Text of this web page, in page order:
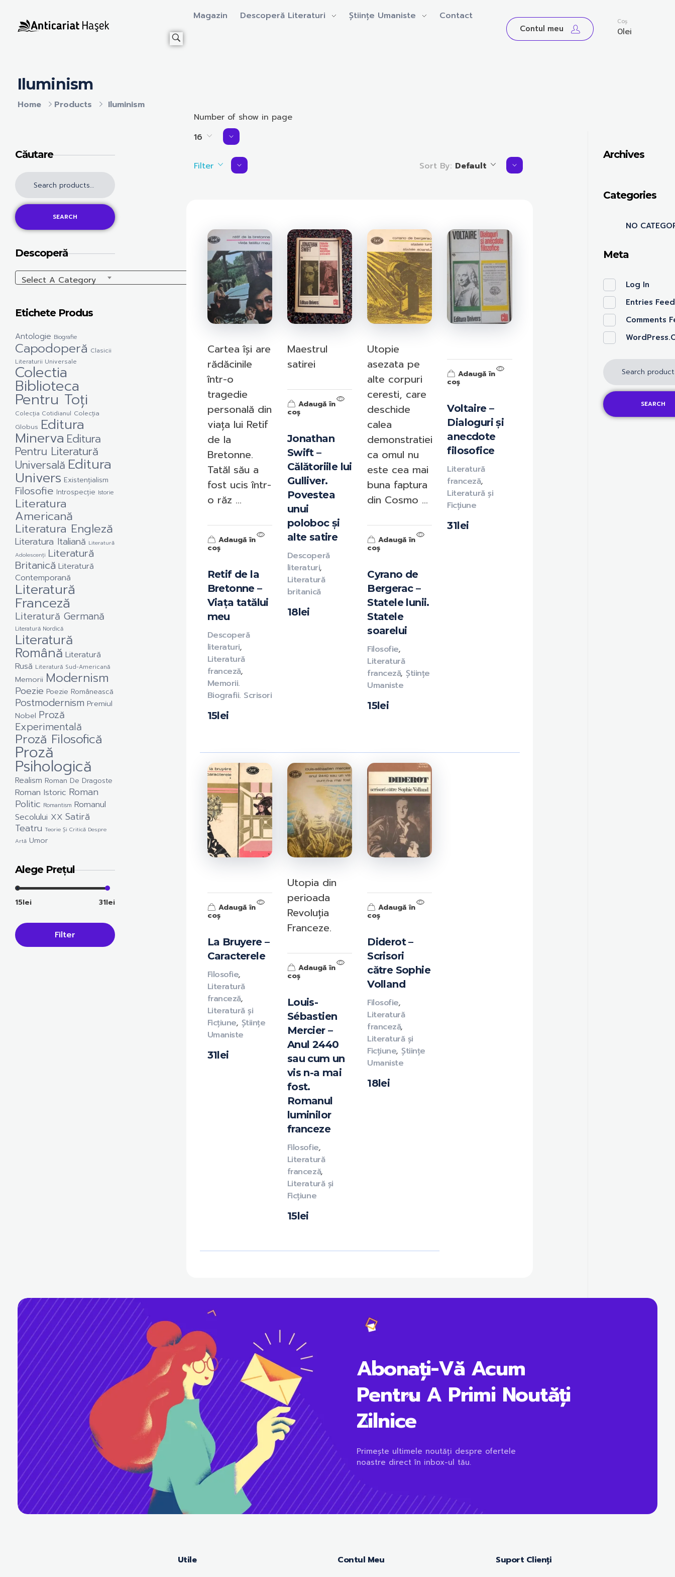
Magazin Descoperă Literaturi Științe Umaniste Contact
Contul meu
Coș
0lei
Home Products Iluminism
Iluminism
Number of show in page
16
Sort By: Default
Filter
ISBN-10:
ISBN-13:
Goodreads:
Author(s):Publisher:
Published:
Information from Goodreads.com
Retif de la
Bretonne –
Viața tatălui
meu
15lei
Descoperă
literaturi,
Literatură
franceză,
Memorii.
Biografii. Scrisori
Cartea își are
rădăcinile
într-o
tragedie
personală din
viața lui Retif
de la
Bretonne.
Tatăl său a
fost ucis într-
o răz ...
Adaugă în
coș
Jonathan
Swift –
Călătoriile lui
Gulliver.
Povestea
unui
poloboc și
alte satire
18lei
Descoperă
literaturi,
Literatură
britanică
Maestrul
satirei
Adaugă în
coș
Cyrano de
Bergerac –
Statele lunii.
Statele
soarelui
15lei
Filosofie,
Literatură
franceză,Științe
Umaniste
Utopie
asezata pe
alte corpuri
ceresti, care
deschide
calea
demonstratiei
ca omul nu
este cea mai
buna faptura
din Cosmo ...
Adaugă în
coș
Voltaire –
Dialoguri și
anecdote
filosofice
31lei
Literatură
franceză,
Literatură și
Ficțiune
Adaugă în
coș
La Bruyere –
Caracterele
31lei
Filosofie,
Literatură
franceză,
Literatură și
Ficțiune, Științe
Umaniste
Adaugă în
coș
Louis-
Sébastien
Mercier –
Anul 2440
sau cum un
vis n-a mai
fost.
Romanul
luminilor
franceze
15lei
Filosofie,
Literatură
franceză,
Literatură și
Ficțiune
Utopia din
perioada
Revoluția
Franceze.
Adaugă în
coș
Diderot –
Scrisori
către Sophie
Volland
18lei
Filosofie,
Literatură
franceză,
Literatură și
Ficțiune,Științe
Umaniste
Adaugă în
coș
Căutare
SEARCH
Descoperă
Select A Category
Etichete Produs
Antologie Biografie
Capodoperă Clasicii
Literaturii Universale
Colectia
Biblioteca
Pentru Toți
Colecția Cotidianul Colecția
Globus Editura
Minerva Editura
Pentru Literatură
Universală Editura
Univers Existențialism
Filosofie Introspecție Istorie
Literatura
Americană
Literatura Engleză
Literatura Italiană Literatură
Adolescenți Literatură
Britanică Literatură
Contemporană
Literatură
Franceză
Literatură Germană
Literatură Nordică
Literatură
Română Literatură
Rusă Literatură Sud-Americană
Memorii Modernism
Poezie Poezie Românească
Postmodernism Premiul
Nobel Proză
Experimentală
Proză Filosofică
Proză
Psihologică
Realism Roman De Dragoste
Roman Istoric Roman
Politic Romantism Romanul
Secolului XX Satiră
Teatru Teorie Și Critică Despre
Artă Umor
Alege Prețul
15lei 31lei
Filter
Archives
Categories
NO
Meta
Log In
Entries Feed
Comments
SEARCH
Abonați-Vă Acum
Pentru A Primi Noutăți
Zilnice
Primește ultimele noutăți despre ofertele
noastre direct în inbox-ul tău.
Utile Contul Meu Suport Clienți